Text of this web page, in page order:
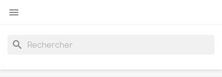

search